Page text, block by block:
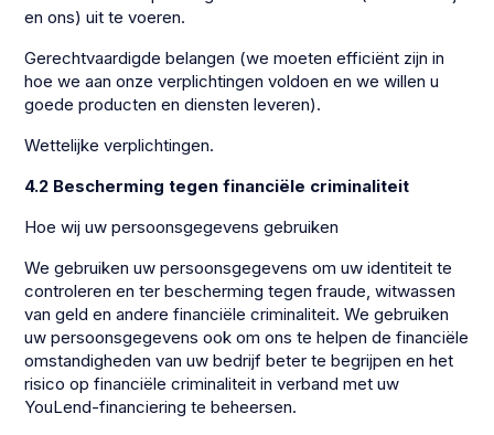
en ons) uit te voeren.
Gerechtvaardigde belangen (we moeten efficiënt zijn in
hoe we aan onze verplichtingen voldoen en we willen u
goede producten en diensten leveren).
Wettelijke verplichtingen.
4.2 Bescherming tegen financiële criminaliteit
Hoe wij uw persoonsgegevens gebruiken
We gebruiken uw persoonsgegevens om uw identiteit te
controleren en ter bescherming tegen fraude, witwassen
van geld en andere financiële criminaliteit. We gebruiken
uw persoonsgegevens ook om ons te helpen de financiële
omstandigheden van uw bedrijf beter te begrijpen en het
risico op financiële criminaliteit in verband met uw
YouLend-financiering te beheersen.